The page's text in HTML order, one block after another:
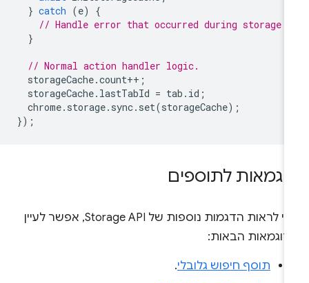
} catch e
// Handle error that occurred during
// Normal action handler logic.
storageCache.count
storageCache.lastTabId = tab .
chrome.storage.sync.set(storageCache
לתוספים
כדי לראות הדגמות נוספות של Storage API, אפשר לעיין
הבאות:
תוסף חיפוש גלובלי.